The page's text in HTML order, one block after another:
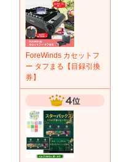
ForeWinds カセットフ
ー タフまる【目録引換
券】